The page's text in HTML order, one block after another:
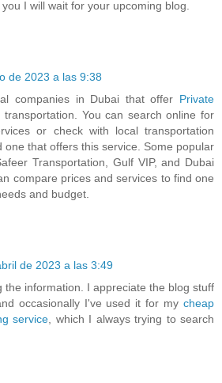
I will wait for your upcoming blog.
de 2023 a las 9:38
companies in Dubai that offer Private
transportation. You can search online for
or check with local transportation
one that offers this service. Some popular
Transportation, Gulf VIP, and Dubai
compare prices and services to find one
and budget.
de 2023 a las 3:49
the information. I appreciate the blog stuff
occasionally I've used it for my cheap
service , which I always trying to search